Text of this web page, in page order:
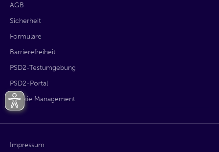
AGB
Sicherheit
Formulare
Barrierefreiheit
PSD2-Testumgebung
PSD2-Portal
Cookie Management
Impressum